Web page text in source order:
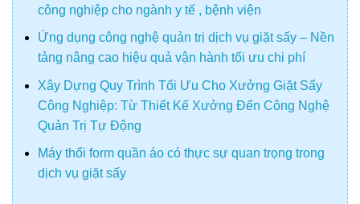
công nghiệp cho ngành y tế , bệnh viện
Ứng dụng công nghệ quản trị dịch vụ giặt sấy – Nền
tảng nâng cao hiệu quả vận hành tối ưu chi phí
Xây Dựng Quy Trình Tối Ưu Cho Xưởng Giặt Sấy
Công Nghiệp: Từ Thiết Kế Xưởng Đến Công Nghệ
Quản Trị Tự Động
Máy thổi form quần áo có thực sự quan trọng trong
dịch vụ giặt sấy